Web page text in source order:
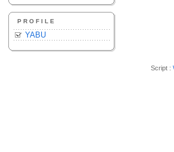
PROFILE
YABU
Script :